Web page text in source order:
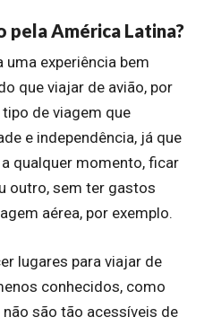
pela América Latina?
experiência bem
que viajar de avião, por
de viagem que
e independência, já que
qualquer momento, ficar
outro, sem ter gastos
aérea, por exemplo.
lugares para viajar de
conhecidos, como
são tão acessíveis de